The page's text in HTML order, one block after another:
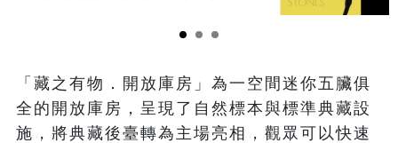
「藏之有物．開放庫房」為一空間迷你五臟俱
全的開放庫房，呈現了自然標本與標準典藏設
施，將典藏後臺轉為主場亮相，觀眾可以快速